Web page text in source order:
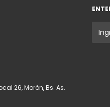
26, Morón, Bs. As.